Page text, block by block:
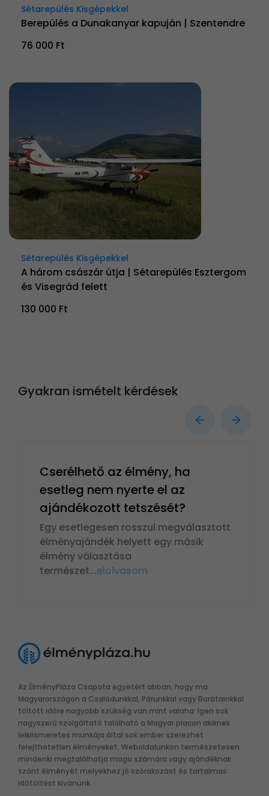
Sétarepülés Kisgépekkel
Berepülés a Dunakanyar kapuján | Szentendre
76 000 Ft
Sétarepülés Kisgépekkel
A három császár útja | Sétarepülés Esztergom
és Visegrád felett
130 000 Ft
Gyakran ismételt kérdések
Cserélhető az élmény, ha
esetleg nem nyerte el az
ajándékozott tetszését?
Egy esetlegesen rosszul megválasztott
élményajándék helyett egy másik
élmény választása
természet...elolvasom
Az ÉlményPláza Csapata egyetért abban, hogy ma
Magyarországon a Családunkkal, Párunkkal vagy Barátainkkal
töltött időre nagyobb szükség van mint valaha. Igen sok
nagyszerű szolgáltató található a Magyar piacon akiknek
lelkiismeretes munkája által sok ember szerezhet
felejthetetlen élményeket. Weboldalunkon természetesen
mindenki megtalálhatja maga számára vagy ajándéknak
szánt élményét melyekhez jó szórakozást és tartalmas
időtöltést kívánunk.